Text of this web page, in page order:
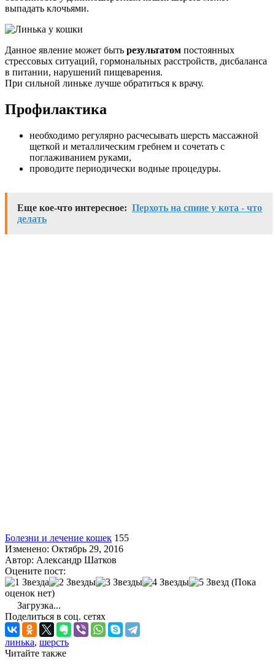
выпадать клочьями.
Данное явление может быть результатом постоянных
стрессовых ситуаций, гормональных расстройств, дисбаланса
в питании, нарушений пищеварения.
При сильной линьке лучше обратиться к врачу.
Профилактика
необходимо регулярно расчесывать шерсть массажной
щеткой и металлическим гребнем и сочетать с
поглаживанием руками,
проводите периодически водные процедуры.
Еще кое-что интересное: Перхоть на спине у кота - что
делать
Болезни и лечение кошек 155
Изменено: Октябрь 29, 2016
Автор: Александр Шатков
Оцените пост:
(Пока
оценок нет)
Загрузка...
Поделиться в соц. сетях
линька, шерсть
Читайте также